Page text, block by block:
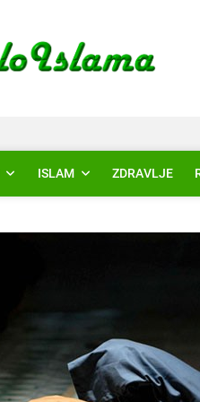
ISLAM ZDRAVLJE